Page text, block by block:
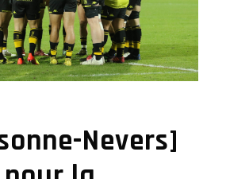
Nevers]